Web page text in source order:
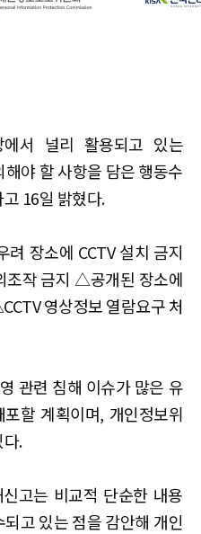
에서 널리 활용되고 있는
야 할 사항을 담은 행동수
16일 밝혔다.
장소에 CCTV 설치 금지
조작 금지 △공개된 장소에
영상정보 열람요구 처
관련 침해 이슈가 많은 유
할 계획이며, 개인정보위
.
고는 비교적 단순한 내용
고 있는 점을 감안해 개인